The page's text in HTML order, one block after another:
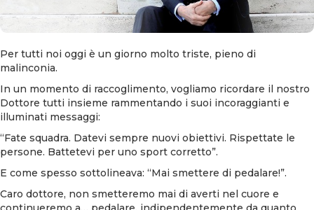
Per tutti noi oggi è un giorno molto triste, pieno di
malinconia.
In un momento di raccoglimento, vogliamo ricordare il nostro
Dottore tutti insieme rammentando i suoi incoraggianti e
illuminati messaggi:
“Fate squadra. Datevi sempre nuovi obiettivi. Rispettate le
persone. Battetevi per uno sport corretto”.
E come spesso sottolineava: “Mai smettere di pedalare!”.
Caro dottore, non smetteremo mai di averti nel cuore e